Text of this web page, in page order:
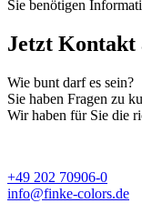
Sie benötigen
Jetzt Kontakt
Wie bunt darf es sein?
Sie haben Fragen zu
Wir haben für Sie die
+49 202 70906-0
info@finke-colors.de